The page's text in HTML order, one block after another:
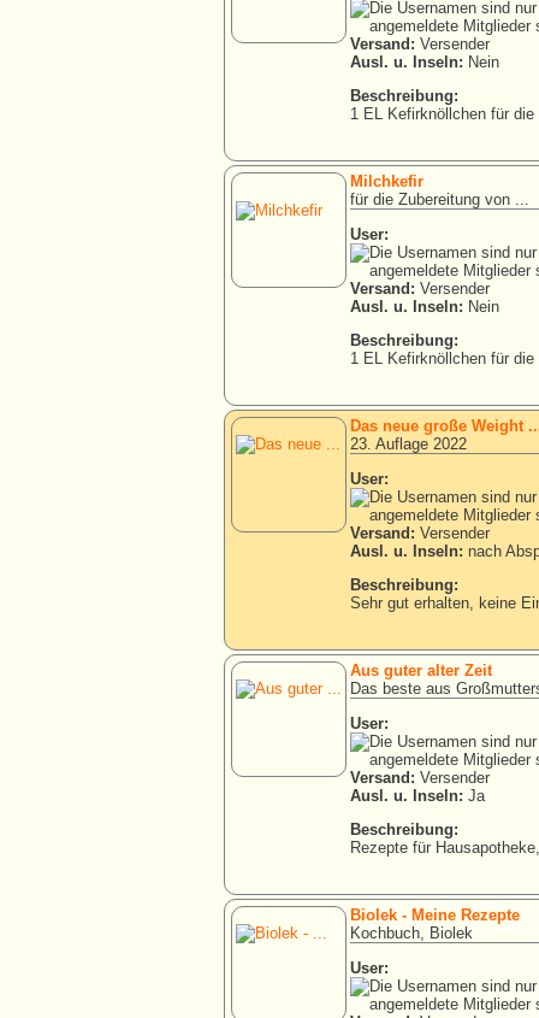
Versand: Versender
Ausl. u. Inseln: Nein
Beschreibung:
1 EL Kefirknöllchen für
Milchkefir
für die Zubereitung von ...
User:
Versand: Versender
Ausl. u. Inseln: Nein
Beschreibung:
1 EL Kefirknöllchen für
Das neue große Weight
23. Auflage 2022
User:
Versand: Versender
Ausl. u. Inseln: nach
Beschreibung:
Sehr gut erhalten, keine
Aus guter alter Zeit
Das beste aus
User:
Versand: Versender
Ausl. u. Inseln: Ja
Beschreibung:
Rezepte für
Biolek - Meine Rezepte
Kochbuch, Biolek
User: